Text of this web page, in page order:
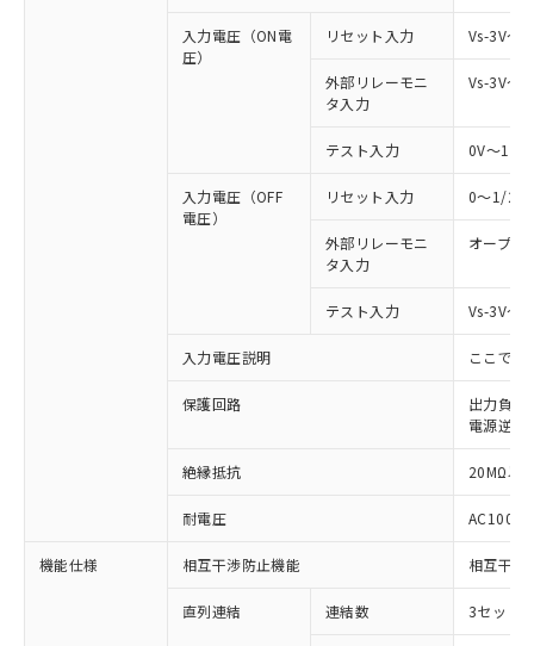
入力電圧（ON電
圧）
リセット入力 Vs-3V～
外部リレーモニ
タ入力
Vs-3V～
テスト入力 0V～1/
入力電圧（OFF
電圧）
リセット入力 0～1/
外部リレーモニ
タ入力
オープン
テスト入力 Vs-3V～
入力電圧説明 ここでの
保護回路
出力負荷
電源逆接
絶縁抵抗 20MΩ以
耐電圧
機能仕様 相互干渉防止機能 相互干渉
直列連結 連結数 3セット